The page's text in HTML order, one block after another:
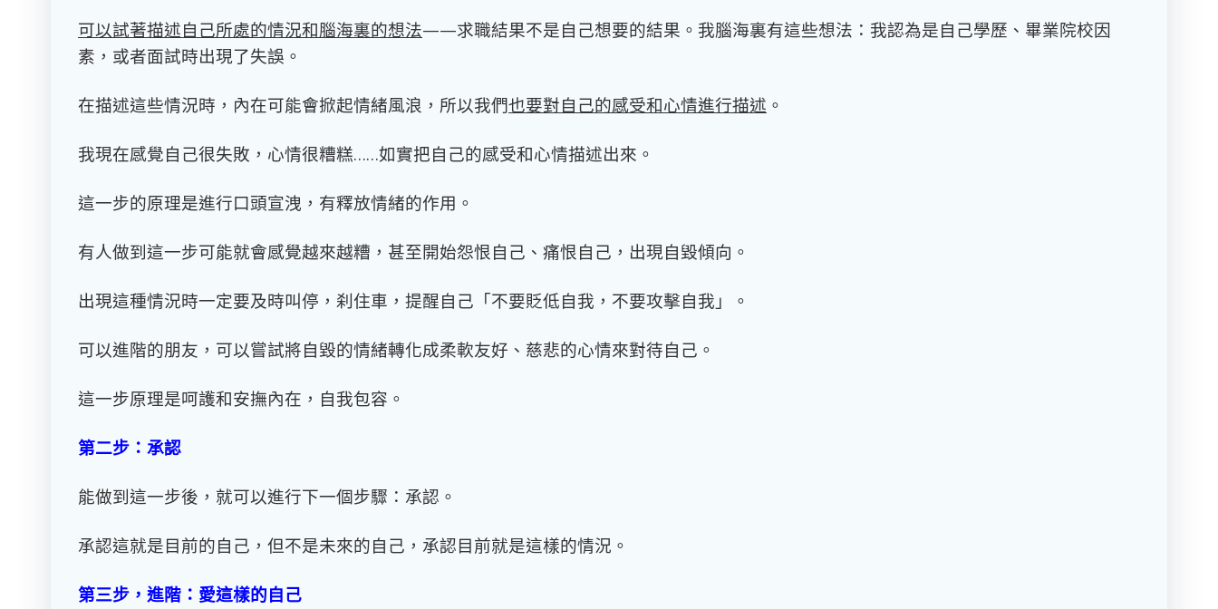
可以試著描述自己所處的情況和腦海裏的想法——求職結果不是自己想要的結果。我腦海裏有這些想法：我認為是自己學歷、畢業院校因
素，或者面試時出現了失誤。
在描述這些情況時，內在可能會掀起情緒風浪，所以我們也要對自己的感受和心情進行描述 。
我現在感覺自己很失敗，心情很糟糕……如實把自己的感受和心情描述出來。
這一步的原理是進行口頭宣洩，有釋放情緒的作用。
有人做到這一步可能就會感覺越來越糟，甚至開始怨恨自己、痛恨自己，出現自毀傾向。
出現這種情況時一定要及時叫停，刹住車，提醒自己「不要貶低自我，不要攻擊自我」。
可以進階的朋友，可以嘗試將自毀的情緒轉化成柔軟友好、慈悲的心情來對待自己。
這一步原理是呵護和安撫內在，自我包容。
第二步：承認
能做到這一步後，就可以進行下一個步驟：承認。
承認這就是目前的自己，但不是未來的自己，承認目前就是這樣的情況。
第三步，進階：愛這樣的自己